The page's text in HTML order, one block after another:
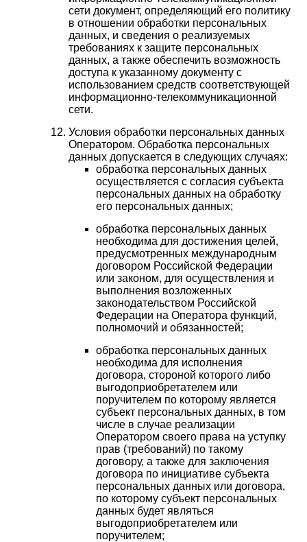
сети документ, определяющий его политику
в отношении обработки персональных
данных, и сведения о реализуемых
требованиях к защите персональных
данных, а также обеспечить возможность
доступа к указанному документу с
использованием средств соответствующей
информационно-телекоммуникационной
сети.
Условия обработки персональных данных
Оператором. Обработка персональных
данных допускается в следующих случаях:
обработка персональных данных
осуществляется с согласия субъекта
персональных данных на обработку
его персональных данных;
обработка персональных данных
необходима для достижения целей,
предусмотренных международным
договором Российской Федерации
или законом, для осуществления и
выполнения возложенных
законодательством Российской
Федерации на Оператора функций,
полномочий и обязанностей;
обработка персональных данных
необходима для исполнения
договора, стороной которого либо
выгодоприобретателем или
поручителем по которому является
субъект персональных данных, в том
числе в случае реализации
Оператором своего права на уступку
прав (требований) по такому
договору, а также для заключения
договора по инициативе субъекта
персональных данных или договора,
по которому субъект персональных
данных будет являться
выгодоприобретателем или
поручителем;